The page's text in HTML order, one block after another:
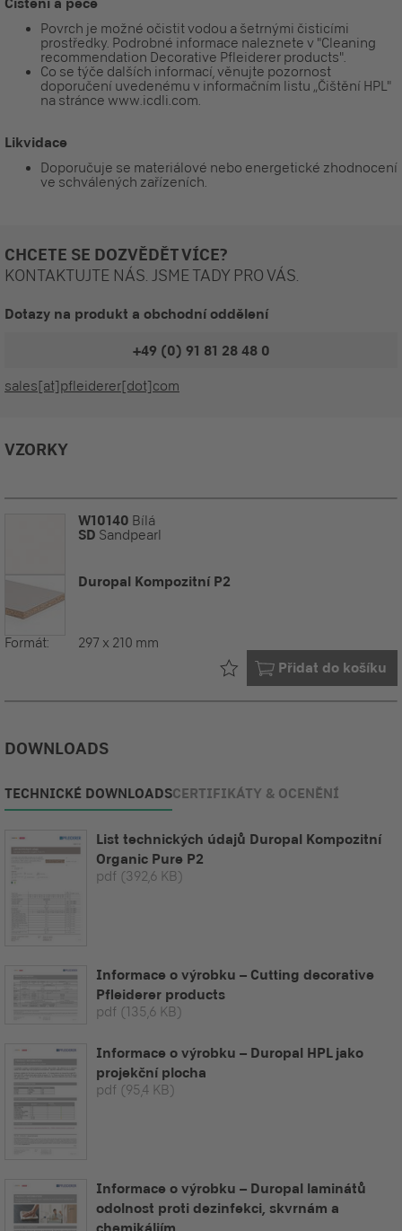
Čištění a péče
Povrch je možné očistit vodou a šetrnými čisticími
prostředky. Podrobné informace naleznete v "Cleaning
recommendation Decorative Pfleiderer products".
Co se týče dalších informací, věnujte pozornost
doporučení uvedenému v informačním listu „Čištění HPL"
na stránce www.icdli.com.
Likvidace
Doporučuje se materiálové nebo energetické zhodnocení
ve schválených zařízeních.
CHCETE SE DOZVĚDĚT VÍCE?
KONTAKTUJTE NÁS. JSME TADY PRO VÁS.
Dotazy na produkt a obchodní oddělení
+49 (0) 91 81 28 48 0
sales[at]pfleiderer[dot]com
VZORKY
W10140 Bílá
SD Sandpearl
Duropal Kompozitní P2
Formát: 297 x 210 mm
Přidat do košíku
Již ve vašem
DOWNLOADS
TECHNICKÉ DOWNLOADSCERTIFIKÁTY & OCENĚNÍ
List technických údajů Duropal Kompozitní
Organic Pure P2
pdf (392,6 KB)
Informace o výrobku – Cutting decorative
Pfleiderer products
pdf (135,6 KB)
Informace o výrobku – Duropal HPL jako
projekční plocha
pdf (95,4 KB)
Informace o výrobku – Duropal laminátů
odolnost proti dezinfekci, skvrnám a
chemikáliím